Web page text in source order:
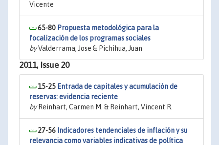
Vicente
65-80 Propuesta metodológica para la
focalización de los programas sociales
byValderrama, Jose & Pichihua, Juan
2011, Issue 20
15-25 Entrada de capitales y acumulación de
reservas: evidencia reciente
byReinhart, Carmen M. & Reinhart, Vincent R.
27-56 Indicadores tendenciales de inflación y su
relevancia como variables indicativas de política